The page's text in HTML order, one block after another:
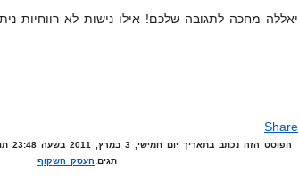
יאללה מחכה לתגובה שלכם! אילו נישות לא רווחיות
Share
הפוסט הזה נכתב בתאריך יום חמישי, 3 במרץ, 2011 בשעה 23:48 תחת הקטגוריות
תגים:העסק השקוף